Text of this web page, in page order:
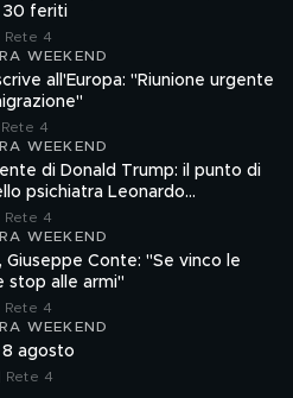
30 feriti
Rete 4
WEEKEND
all'Europa: "Riunione urgente
4
WEEKEND
di Donald Trump: il punto di
psichiatra Leonardo
Rete 4
WEEKEND
Giuseppe Conte: "Se vinco le
stop alle armi"
Rete 4
WEEKEND
agosto
Rete 4